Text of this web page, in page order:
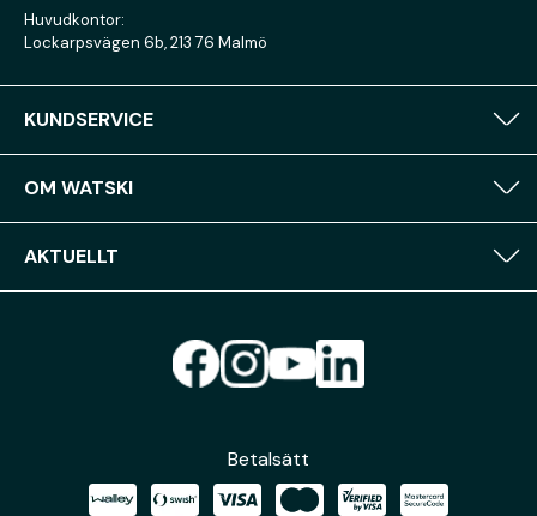
Huvudkontor:
Lockarpsvägen 6b, 213 76 Malmö
KUNDSERVICE
OM WATSKI
AKTUELLT
Betalsätt